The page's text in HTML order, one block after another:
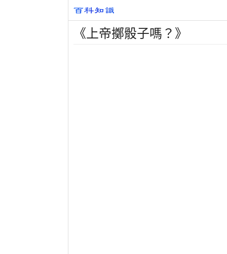
《上帝擲骰子嗎？》